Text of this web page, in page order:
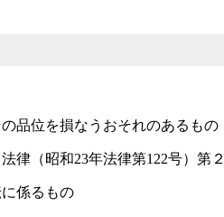
品位を損なうおそれのあるもの
律（昭和23年法律第122号）第
係るもの